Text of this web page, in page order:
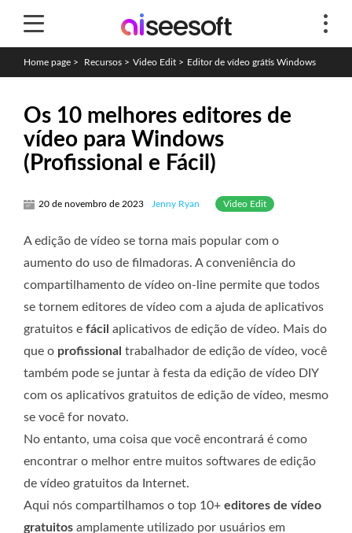
Home page > Recursos > Video Edit > Editor de vídeo grátis Windows
Os 10 melhores editores de
vídeo para Windows
(Profissional e Fácil)
20 de novembro de 2023 Jenny Ryan Video Edit
A edição de vídeo se torna mais popular com o
aumento do uso de filmadoras. A conveniência do
compartilhamento de vídeo on-line permite que todos
se tornem editores de vídeo com a ajuda de aplicativos
gratuitos e fácil aplicativos de edição de vídeo. Mais do
que o profissional trabalhador de edição de vídeo, você
também pode se juntar à festa da edição de vídeo DIY
com os aplicativos gratuitos de edição de vídeo, mesmo
se você for novato.
No entanto, uma coisa que você encontrará é como
encontrar o melhor entre muitos softwares de edição
de vídeo gratuitos da Internet.
Aqui nós compartilhamos o top 10+ editores de vídeo
gratuitos amplamente utilizado por usuários em